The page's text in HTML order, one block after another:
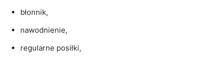
błonnik,
nawodnienie,
regularne posiłki,